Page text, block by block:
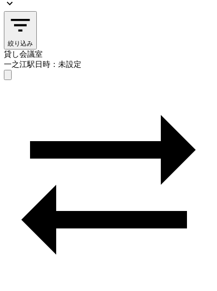
絞り込み
貸し会議室
一之江駅日時：未設定